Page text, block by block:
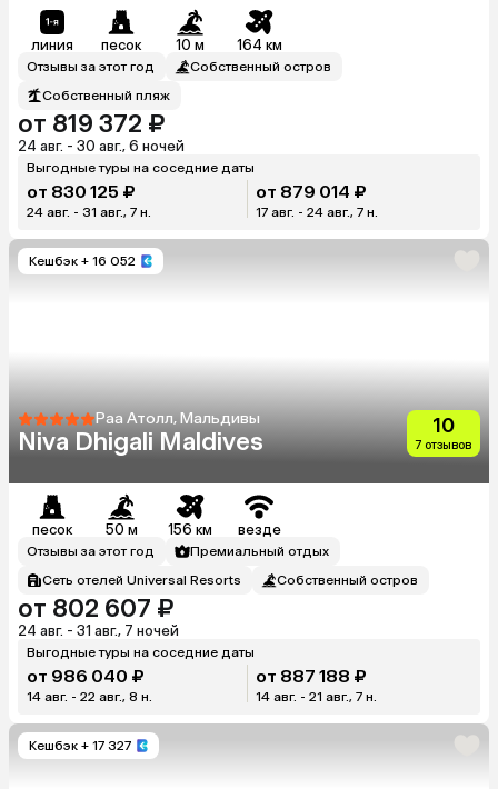
линия песок 10 м 164 км
Отзывы за этот год
Собственный остров
Собственный пляж
от 819 372 ₽
24 авг. - 30 авг., 6 ночей
Выгодные туры на соседние даты
от 830 125 ₽
24 авг. - 31 авг., 7 н.
от 879 014 ₽
17 авг. - 24 авг., 7 н.
Кешбэк + 16 052
Раа Атолл, Мальдивы
Niva Dhigali Maldives
10
7 отзывов
песок 50 м 156 км везде
Отзывы за этот год
Премиальный отдых
Сеть отелей Universal Resorts
Собственный остров
от 802 607 ₽
24 авг. - 31 авг., 7 ночей
Выгодные туры на соседние даты
от 986 040 ₽
14 авг. - 22 авг., 8 н.
от 887 188 ₽
14 авг. - 21 авг., 7 н.
Кешбэк + 17 327